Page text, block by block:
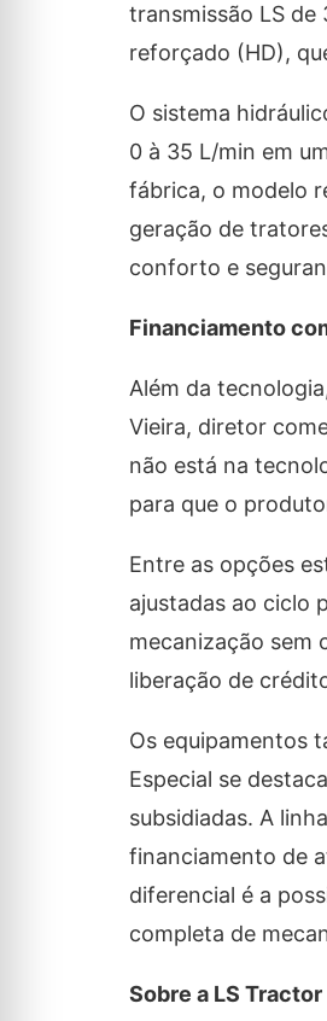
transmissão LS
reforçado (HD),
O sistema
0 à 35 L/min em
fábrica, o modelo
geração de
conforto e
Financiamento
Além da
Vieira, diretor
não está na
para que o
Entre as opções
ajustadas ao ciclo
mecanização sem
liberação de
Os equipamentos
Especial se
subsidiadas. A
financiamento de
diferencial é a
completa de
Sobre a LS Tractor